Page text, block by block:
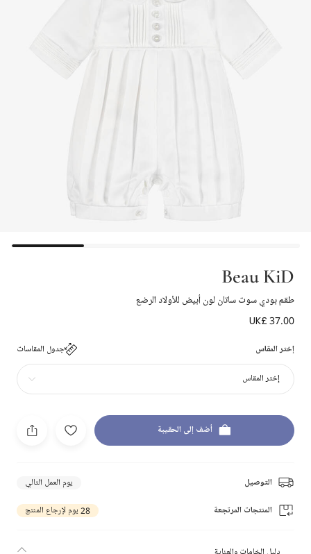
Beau KiD
طقم بودي سوت ساتان لون أبيض للأولاد الرضع
UK£ 37.00
إختر المقاس جدول المقاسات
إختر المقاس
أضف إلى الحقيبة
التوصيل يوم العمل التالي
المنتجات المرتجعة 28 يوم لإرجاع المنتج